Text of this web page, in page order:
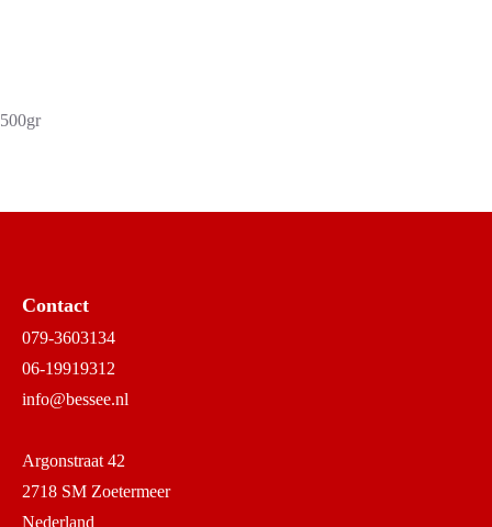
500gr
Contact
079-3603134
06-19919312
info@bessee.nl
Argonstraat 42
2718 SM Zoetermeer
Nederland